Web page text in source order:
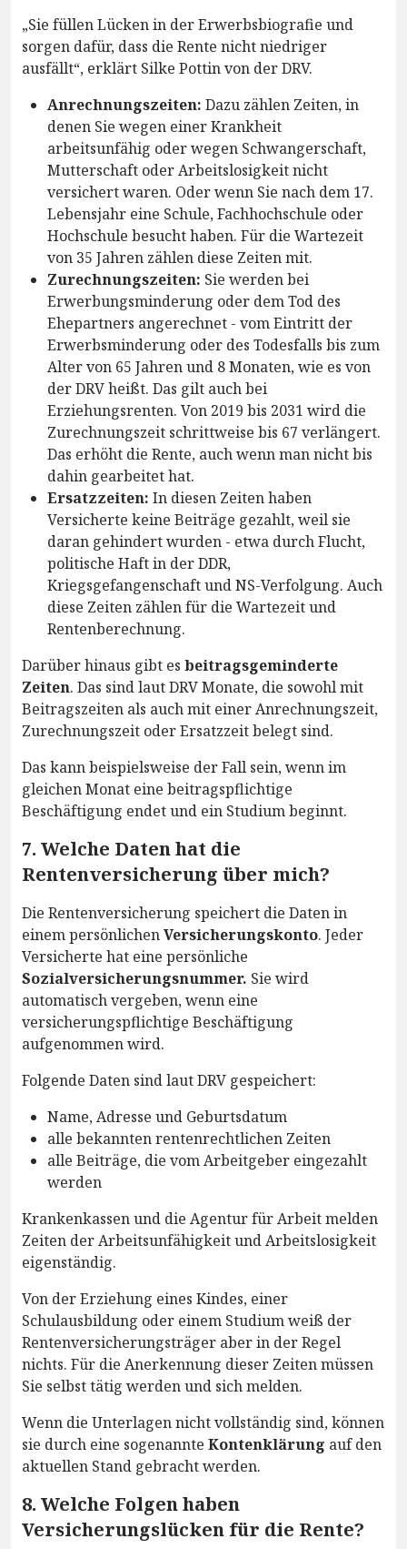
„Sie füllen Lücken in der Erwerbsbiografie und
sorgen dafür, dass die Rente nicht niedriger
ausfällt“, erklärt Silke Pottin von der DRV.
Anrechnungszeiten: Dazu zählen Zeiten, in
denen Sie wegen einer Krankheit
arbeitsunfähig oder wegen Schwangerschaft,
Mutterschaft oder Arbeitslosigkeit nicht
versichert waren. Oder wenn Sie nach dem 17.
Lebensjahr eine Schule, Fachhochschule oder
Hochschule besucht haben. Für die Wartezeit
von 35 Jahren zählen diese Zeiten mit.
Zurechnungszeiten: Sie werden bei
Erwerbungsminderung oder dem Tod des
Ehepartners angerechnet - vom Eintritt der
Erwerbsminderung oder des Todesfalls bis zum
Alter von 65 Jahren und 8 Monaten, wie es von
der DRV heißt. Das gilt auch bei
Erziehungsrenten. Von 2019 bis 2031 wird die
Zurechnungszeit schrittweise bis 67 verlängert.
Das erhöht die Rente, auch wenn man nicht bis
dahin gearbeitet hat.
Ersatzzeiten: In diesen Zeiten haben
Versicherte keine Beiträge gezahlt, weil sie
daran gehindert wurden - etwa durch Flucht,
politische Haft in der DDR,
Kriegsgefangenschaft und NS-Verfolgung. Auch
diese Zeiten zählen für die Wartezeit und
Rentenberechnung.
Darüber hinaus gibt es beitragsgeminderte
Zeiten. Das sind laut DRV Monate, die sowohl mit
Beitragszeiten als auch mit einer Anrechnungszeit,
Zurechnungszeit oder Ersatzzeit belegt sind.
Das kann beispielsweise der Fall sein, wenn im
gleichen Monat eine beitragspflichtige
Beschäftigung endet und ein Studium beginnt.
7. Welche Daten hat die
Rentenversicherung über mich?
Die Rentenversicherung speichert die Daten in
einem persönlichenVersicherungskonto. Jeder
Versicherte hat eine persönliche
Sozialversicherungsnummer. Sie wird
automatisch vergeben, wenn eine
versicherungspflichtige Beschäftigung
aufgenommen wird.
Folgende Daten sind laut DRV gespeichert:
Name, Adresse und Geburtsdatum
alle bekannten rentenrechtlichen Zeiten
alle Beiträge, die vom Arbeitgeber eingezahlt
werden
Krankenkassen und die Agentur für Arbeit melden
Zeiten der Arbeitsunfähigkeit und Arbeitslosigkeit
eigenständig.
Von der Erziehung eines Kindes, einer
Schulausbildung oder einem Studium weiß der
Rentenversicherungsträger aber in der Regel
nichts. Für die Anerkennung dieser Zeiten müssen
Sie selbst tätig werden und sich melden.
Wenn die Unterlagen nicht vollständig sind, können
sie durch eine sogenannte Kontenklärung auf den
aktuellen Stand gebracht werden.
8. Welche Folgen haben
Versicherungslücken für die Rente?